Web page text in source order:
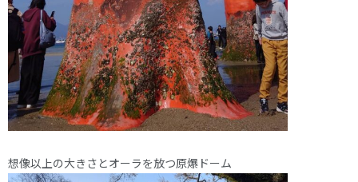
想像以上の大きさとオーラを放つ原爆ドーム